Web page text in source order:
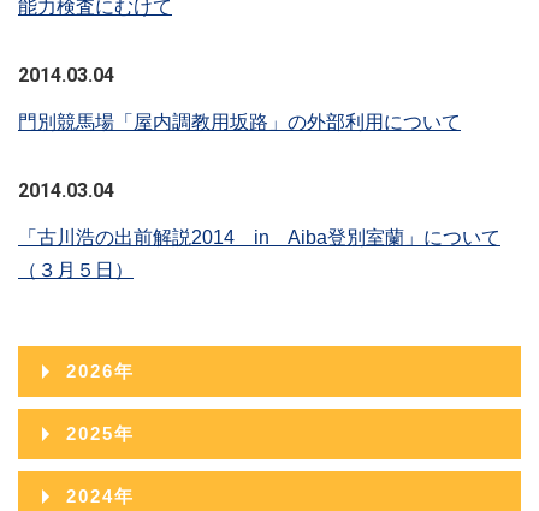
能力検査にむけて
2014.03.04
門別競馬場「屋内調教用坂路」の外部利用について
2014.03.04
「古川浩の出前解説2014 in Aiba登別室蘭」について
（３月５日）
2026年
2026年08月
2026年07月
2025年
2025年12月
2024年